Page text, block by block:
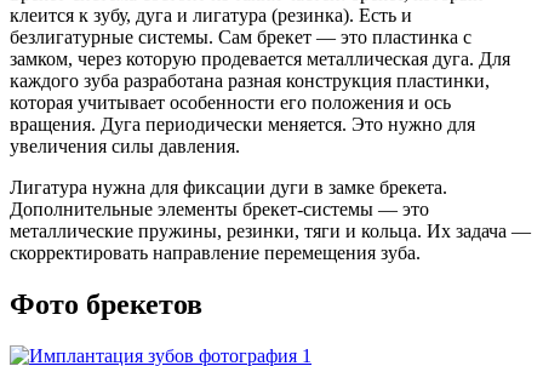
клеится к зубу, дуга и лигатура (резинка). Есть и
безлигатурные системы. Сам брекет — это пластинка с
замком, через которую продевается металлическая дуга. Для
каждого зуба разработана разная конструкция пластинки,
которая учитывает особенности его положения и ось
вращения. Дуга периодически меняется. Это нужно для
увеличения силы давления.
Лигатура нужна для фиксации дуги в замке брекета.
Дополнительные элементы брекет-системы — это
металлические пружины, резинки, тяги и кольца. Их задача —
скорректировать направление перемещения зуба.
Фото брекетов